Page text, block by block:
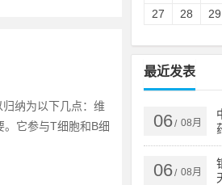
纳为以下几点：维
它参与T细胞和B细
27
28 29
最近发表
06/ 08月
06/ 08月